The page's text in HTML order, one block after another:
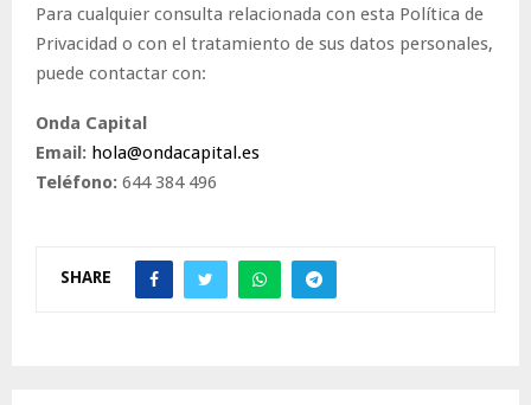
Para cualquier consulta relacionada con esta Política de
Privacidad o con el tratamiento de sus datos personales,
puede contactar con:
Onda Capital
Email: hola@ondacapital.es
Teléfono: 644 384 496
SHARE